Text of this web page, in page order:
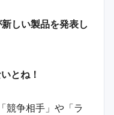
しい製品を発表し
とね！
競争相手」や「ラ